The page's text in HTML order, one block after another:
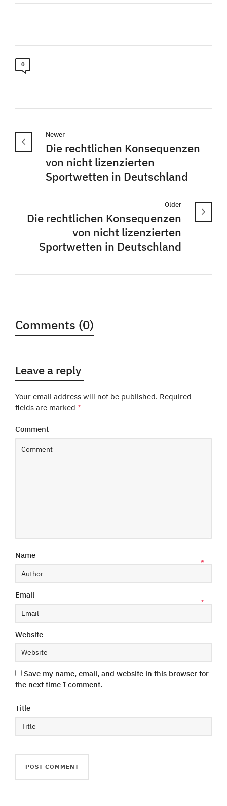
0
Newer
Die rechtlichen Konsequenzen
von nicht lizenzierten
Sportwetten in Deutschland
Older
Die rechtlichen Konsequenzen
von nicht lizenzierten
Sportwetten in Deutschland
Comments (0)
Leave a reply
Your email address will not be published. Required
fields are marked *
Comment
Name
*
Email
*
Website
Save my name, email, and website in this browser for
the next time I comment.
Title